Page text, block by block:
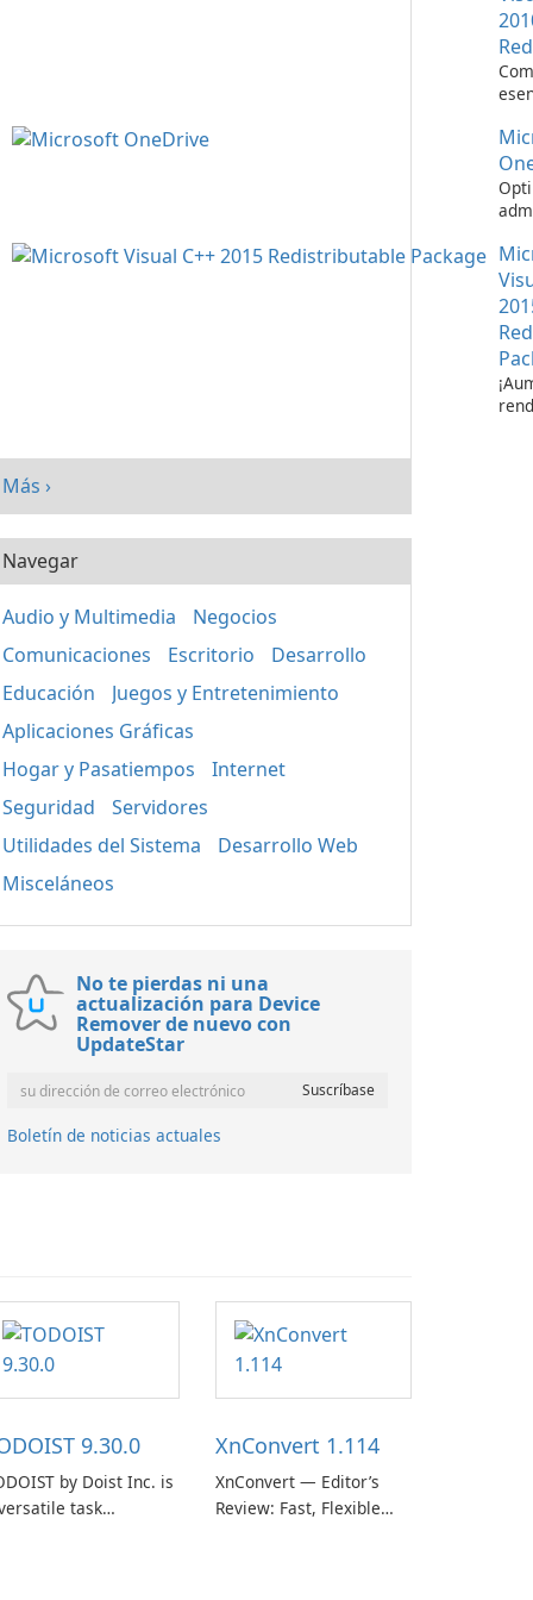
Más ›
Navegar
Audio y Multimedia
Negocios
Comunicaciones
Escritorio
Desarrollo
Educación
Juegos y Entretenimiento
Aplicaciones Gráficas
Hogar y Pasatiempos
Internet
Seguridad
Servidores
Utilidades del Sistema
Desarrollo Web
Misceláneos
No te pierdas ni una
actualización para Device
Remover de nuevo con
UpdateStar
Boletín de noticias actuales
9.30.0
by Doist Inc. is
task
XnConvert 1.114
XnConvert — Editor’s
Review: Fast, Flexible